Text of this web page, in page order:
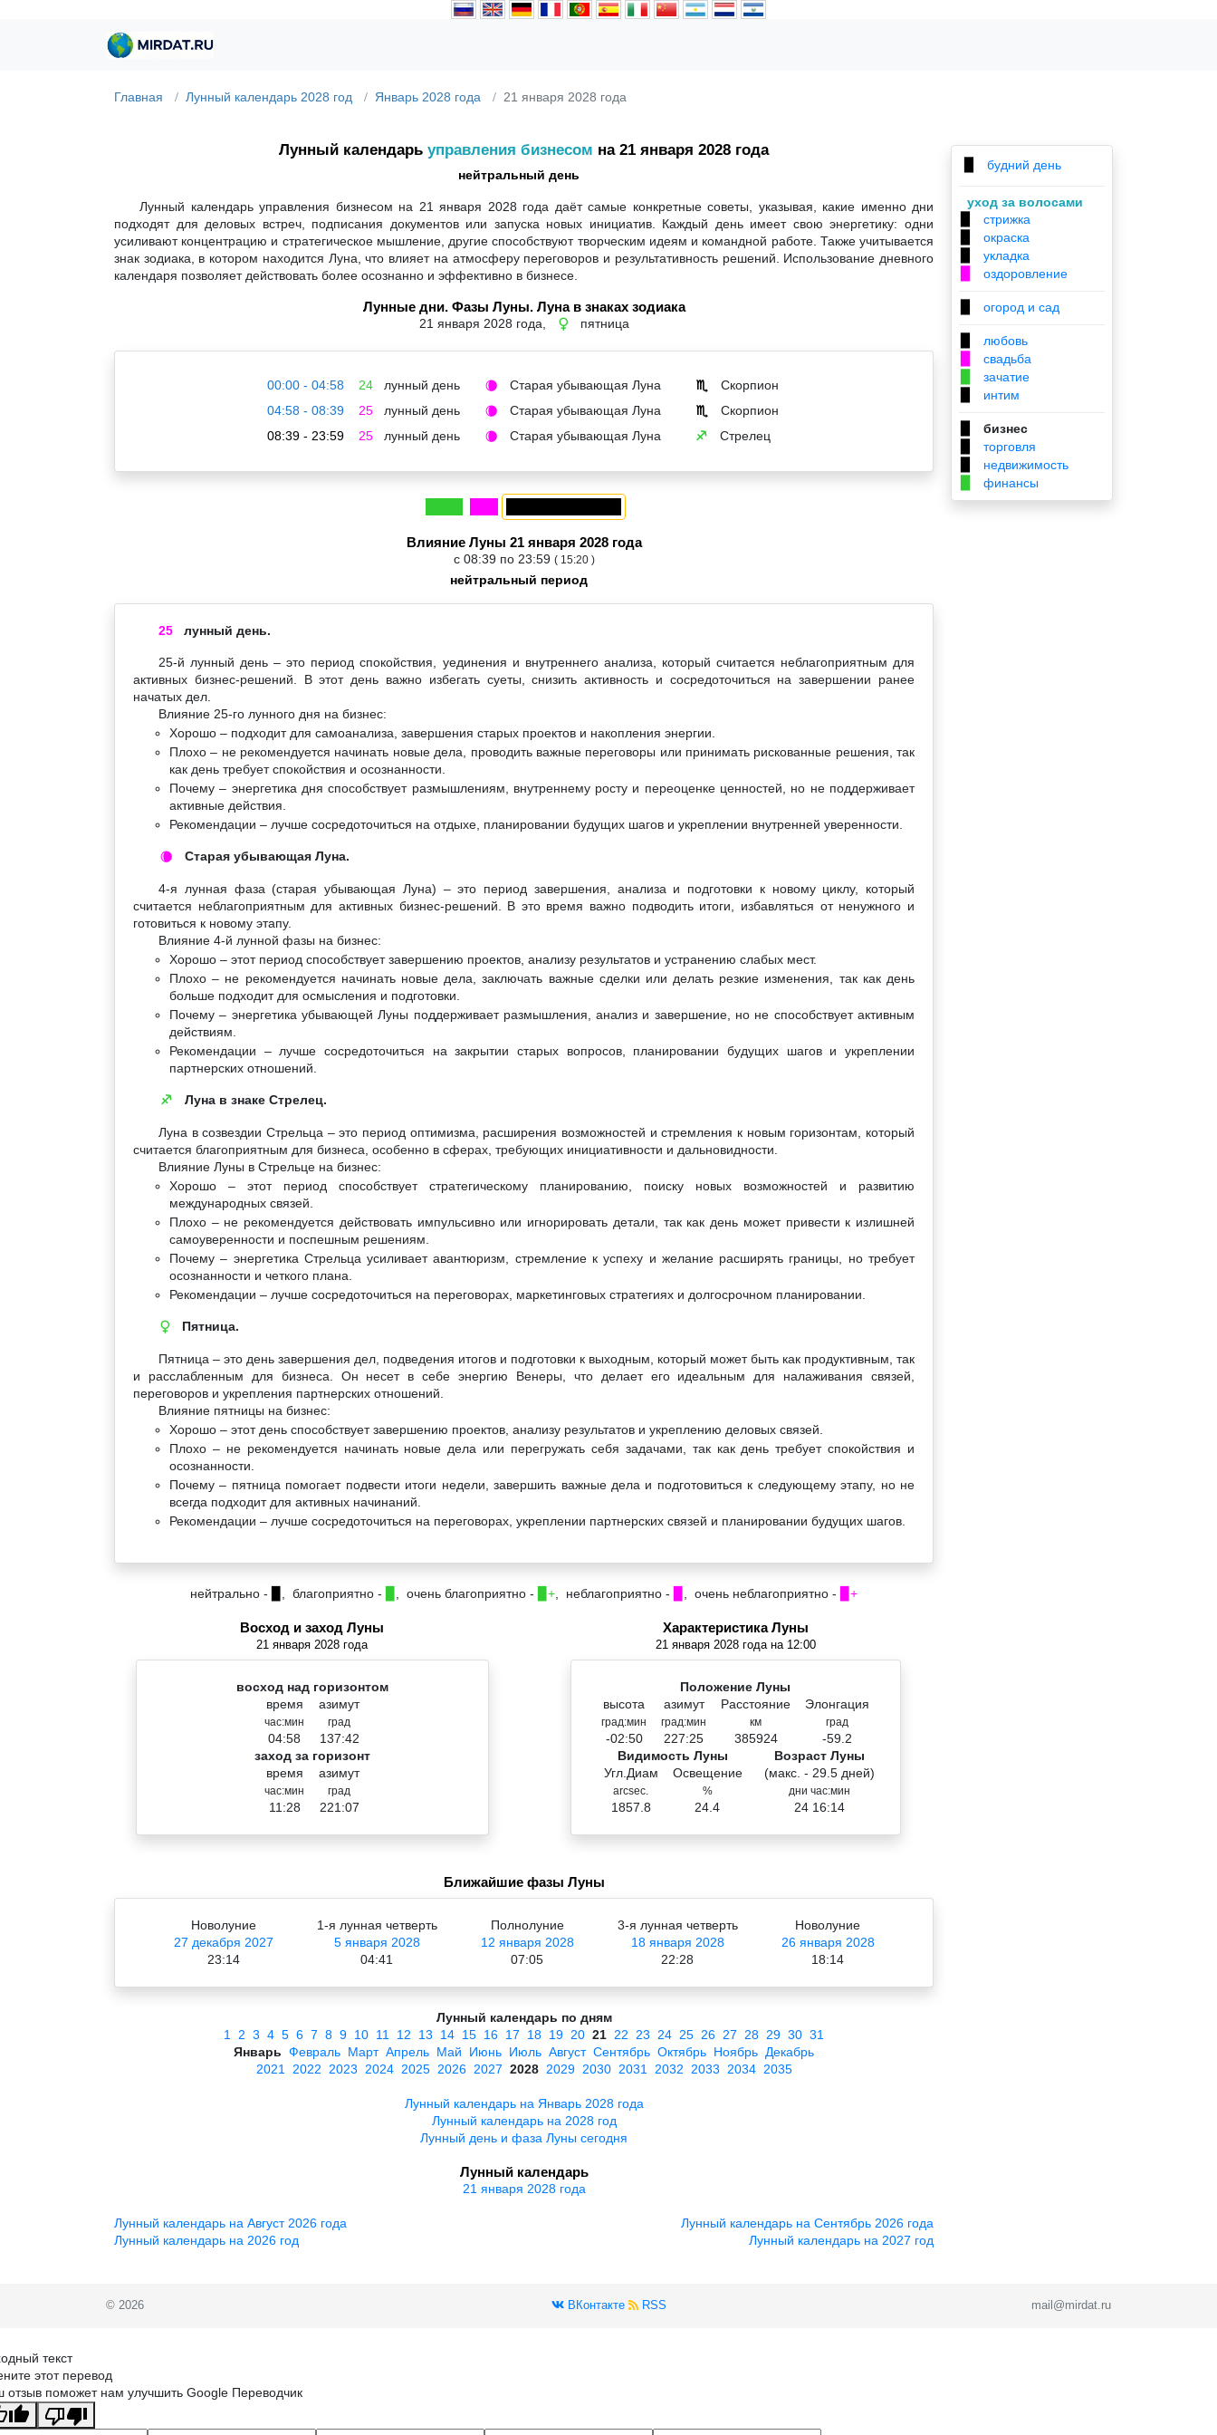
Главная Лунный календарь 2028 год Январь 2028 года 21 января 2028 года
Лунный календарь управления бизнесом на 21 января 2028 года
нейтральный день
Лунный календарь управления бизнесом на 21 января 2028 года даёт самые конкретные советы, указывая, какие именно дни
подходят для деловых встреч, подписания документов или запуска новых инициатив. Каждый день имеет свою энергетику: одни
усиливают концентрацию и стратегическое мышление, другие способствуют творческим идеям и командной работе. Также учитывается
знак зодиака, в котором находится Луна, что влияет на атмосферу переговоров и результативность решений. Использование дневного
календаря позволяет действовать более осознанно и эффективно в бизнесе.
Лунные дни. Фазы Луны. Луна в знаках зодиака
21 января 2028 года, ♀ пятница
00:00 - 04:58 24 лунный день 🌘 Старая убывающая Луна ♏
Скорпион
04:58 - 08:39
25 лунный день 🌘 Старая убывающая Луна ♏
Скорпион
08:39 - 23:59
25 лунный день 🌘 Старая убывающая Луна ♐ Стрелец
Влияние Луны 21 января 2028 года
с 08:39 по 23:59 ( 15:20 )
нейтральный период
25 лунный день.
25-й лунный день – это период спокойствия, уединения и внутреннего анализа, который считается неблагоприятным для
активных бизнес-решений. В этот день важно избегать суеты, снизить активность и сосредоточиться на завершении ранее
начатых дел.
Влияние 25-го лунного дня на бизнес:
Хорошо – подходит для самоанализа, завершения старых проектов и накопления энергии.
Плохо – не рекомендуется начинать новые дела, проводить важные переговоры или принимать рискованные решения, так
как день требует спокойствия и осознанности.
Почему – энергетика дня способствует размышлениям, внутреннему росту и переоценке ценностей, но не поддерживает
активные действия.
Рекомендации – лучше сосредоточиться на отдыхе, планировании будущих шагов и укреплении внутренней уверенности.
🌘 Старая убывающая Луна.
4-я лунная фаза (старая убывающая Луна) – это период завершения, анализа и подготовки к новому циклу, который
считается неблагоприятным для активных бизнес-решений. В это время важно подводить итоги, избавляться от ненужного и
готовиться к новому этапу.
Влияние 4-й лунной фазы на бизнес:
Хорошо – этот период способствует завершению проектов, анализу результатов и устранению слабых мест.
Плохо – не рекомендуется начинать новые дела, заключать важные сделки или делать резкие изменения, так как день
больше подходит для осмысления и подготовки.
Почему – энергетика убывающей Луны поддерживает размышления, анализ и завершение, но не способствует активным
действиям.
Рекомендации – лучше сосредоточиться на закрытии старых вопросов, планировании будущих шагов и укреплении
партнерских отношений.
♐ Луна в знаке Стрелец.
Луна в созвездии Стрельца – это период оптимизма, расширения возможностей и стремления к новым горизонтам, который
считается благоприятным для бизнеса, особенно в сферах, требующих инициативности и дальновидности.
Влияние Луны в Стрельце на бизнес:
Хорошо – этот период способствует стратегическому планированию, поиску новых возможностей и развитию
международных связей.
Плохо – не рекомендуется действовать импульсивно или игнорировать детали, так как день может привести к излишней
самоуверенности и поспешным решениям.
Почему – энергетика Стрельца усиливает авантюризм, стремление к успеху и желание расширять границы, но требует
осознанности и четкого плана.
Рекомендации – лучше сосредоточиться на переговорах, маркетинговых стратегиях и долгосрочном планировании.
♀ Пятница.
Пятница – это день завершения дел, подведения итогов и подготовки к выходным, который может быть как продуктивным, так
и расслабленным для бизнеса. Он несет в себе энергию Венеры, что делает его идеальным для налаживания связей,
переговоров и укрепления партнерских отношений.
Влияние пятницы на бизнес:
Хорошо – этот день способствует завершению проектов, анализу результатов и укреплению деловых связей.
Плохо – не рекомендуется начинать новые дела или перегружать себя задачами, так как день требует спокойствия и
осознанности.
Почему – пятница помогает подвести итоги недели, завершить важные дела и подготовиться к следующему этапу, но не
всегда подходит для активных начинаний.
Рекомендации – лучше сосредоточиться на переговорах, укреплении партнерских связей и планировании будущих шагов.
нейтрально - , благоприятно - , очень благоприятно - ▉+ , неблагоприятно - , очень неблагоприятно - ▉+
Восход и заход Луны
21 января 2028 года
восход над горизонтом
время
час:мин
04:58
азимут
град
137:42
заход за горизонт
время
час:мин
11:28
азимут
град
221:07
Характеристика Луны
21 января 2028 года на 12:00
Положение Луны
высота
град:мин
-02:50
азимут
град:мин
227:25
Расстояние
км
385924
Элонгация
град
-59.2
Видимость Луны
Угл.Диам
arcsec.
1857.8
Освещение
%
24.4
Возраст Луны
(макс. - 29.5 дней)
дни час:мин
24 16:14
Ближайшие фазы Луны
Новолуние
27 декабря 2027
23:14
1-я лунная четверть
5 января 2028
04:41
Полнолуние
12 января 2028
07:05
3-я лунная четверть
18 января 2028
22:28
Новолуние
26 января 2028
18:14
Лунный календарь по дням
1
2 3 4 5 6 7 8 9 10 11 12 13 14 15 16 17 18 19 20 21 22 23 24 25 26 27 28 29 30 31
Январь Февраль Март Апрель Май Июнь Июль Август Сентябрь Октябрь Ноябрь Декабрь
2021
2022 2023 2024 2025 2026 2027 2028 2029 2030 2031 2032 2033 2034 2035
Лунный календарь на Январь 2028 года
Лунный календарь на 2028 год
Лунный день и фаза Луны сегодня
Лунный календарь
21 января 2028 года
Лунный календарь на Август 2026 года
Лунный календарь на 2026 год
Лунный календарь на Сентябрь 2026 года
Лунный календарь на 2027 год
будний день
уход за волосами
стрижка
окраска
укладка
оздоровление
огород и сад
любовь
свадьба
зачатие
интим
бизнес
торговля
недвижимость
финансы
© 2026 ВКонтакте RSS mail@mirdat.ru
текст
этот перевод
отзыв поможет нам улучшить Google Переводчик